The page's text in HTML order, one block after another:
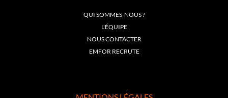
QUI SOMMES-NOUS ?
L'ÉQUIPE
NOUS CONTACTER
EMFOR RECRUTE